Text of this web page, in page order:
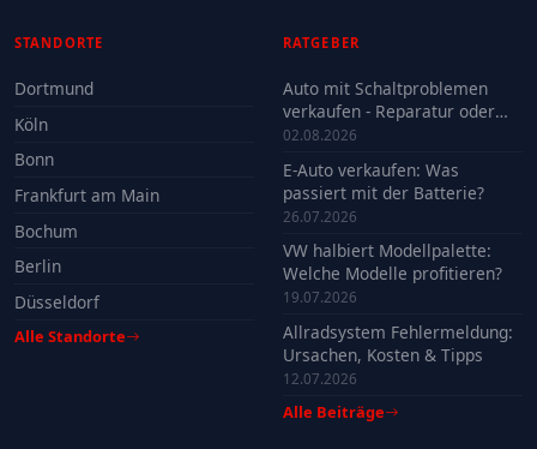
STANDORTE
Dortmund
Köln
Bonn
Frankfurt am Main
Bochum
Berlin
Düsseldorf
Alle Standorte
RATGEBER
Auto mit Schaltproblemen
verkaufen - Reparatur oder
Verkauf?
02.08.2026
E-Auto verkaufen: Was
passiert mit der Batterie?
26.07.2026
VW halbiert Modellpalette:
Welche Modelle profitieren?
19.07.2026
Allradsystem Fehlermeldung:
Ursachen, Kosten & Tipps
12.07.2026
Alle Beiträge